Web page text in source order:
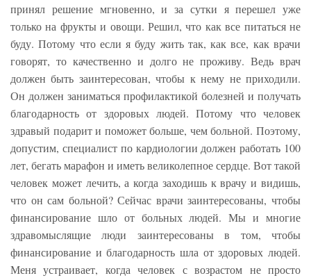
принял решение мгновенно, и за сутки я перешел уже
только на фрукты и овощи. Решил, что как все питаться не
буду. Потому что если я буду жить так, как все, как врачи
говорят, то качественно и долго не проживу. Ведь врач
должен быть заинтересован, чтобы к нему не приходили.
Он должен заниматься профилактикой болезней и получать
благодарность от здоровых людей. Потому что человек
здравый подарит и поможет больше, чем больной. Поэтому,
допустим, специалист по кардиологии должен работать 100
лет, бегать марафон и иметь великолепное сердце. Вот такой
человек может лечить, а когда заходишь к врачу и видишь,
что он сам больной? Сейчас врачи заинтересованы, чтобы
финансирование шло от больных людей. Мы и многие
здравомыслящие люди заинтересованы в том, чтобы
финансирование и благодарность шла от здоровых людей.
Меня устраивает, когда человек с возрастом не просто